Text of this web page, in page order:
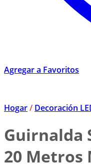
Agregar a Favoritos
Hogar/ Decoración
Guirnalda
20